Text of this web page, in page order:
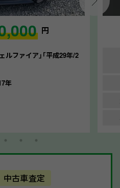
円
ルファイア｣｢平成29年/2
年
中古車査定